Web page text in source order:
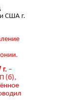
США г.
–
(б),